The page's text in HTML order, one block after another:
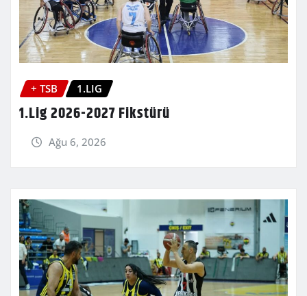
+ TSB 1.LIG
1.Lig 2026-2027 Fikstürü
Ağu 6, 2026